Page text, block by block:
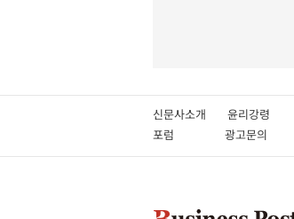
신문사소개 윤리강령
포럼
광고문의